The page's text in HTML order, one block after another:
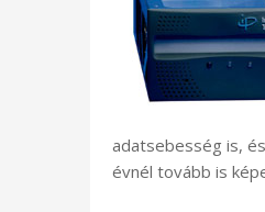
adatsebesség is,
évnél tovább is